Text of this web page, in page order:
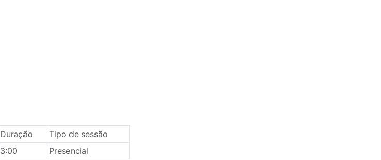
Duração
Tipo de sessão
3:00 Presencial